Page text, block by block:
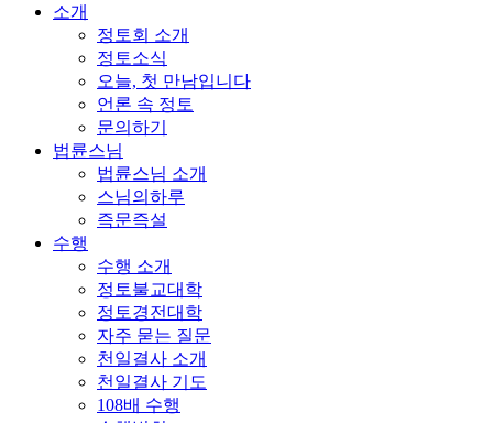
소개
정토회 소개
정토소식
오늘, 첫 만남입니다
언론 속 정토
문의하기
법륜스님
법륜스님 소개
스님의하루
즉문즉설
수행
수행 소개
정토불교대학
정토경전대학
자주 묻는 질문
천일결사 소개
천일결사 기도
108배 수행